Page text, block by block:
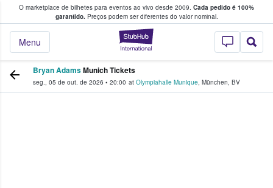
O marketplace de bilhetes para eventos ao vivo desde 2009. Cada pedido é 100%
garantido.Preços podem ser diferentes do valor nominal.
StubHub – onde
Menu
fãs compram e vendem bilhetes
Bryan AdamsMunich Tickets
seg., 05 de out. de 2026 • 20:00 at Olympiahalle Munique, München, BV